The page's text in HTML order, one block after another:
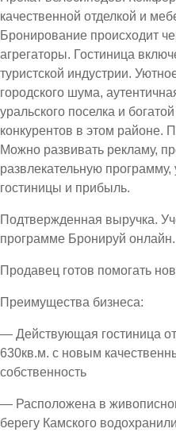
качественной отделкой и
Бронирование происходит
агрегаторы. Гостиница
туристской индустрии.
городского шума,
уральского поселка и
конкурентов в этом районе.
Можно развивать рекламу,
развлекательную
гостиницы и прибыль.
Подтвержденная выручка.
программе Бронируй онлайн.
Продавец готов помогать
Преимущества бизнеса:
— Действующая гостиница
630кв.м. с новым
собственность
— Расположена в
берегу Камского